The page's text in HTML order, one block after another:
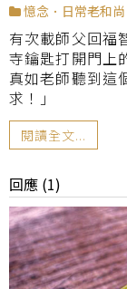
憶念．日常老和尚
有次載師父回福
寺鑰匙打開門上
真如老師聽到這
求！」
閱讀全文...
回應 (1)